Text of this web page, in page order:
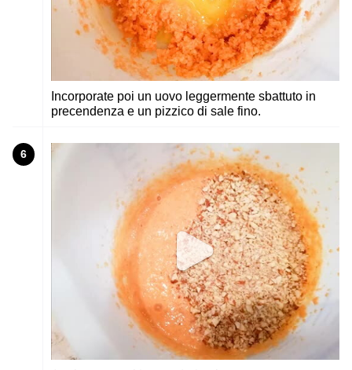
Incorporate poi un uovo leggermente sbattuto in
precendenza e un pizzico di sale fino.
6